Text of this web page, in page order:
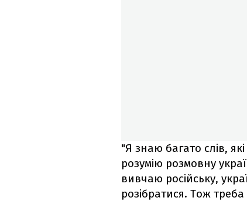
"Я знаю багато слів,
розумію розмовну
вивчаю російську,
розібратися. Тож